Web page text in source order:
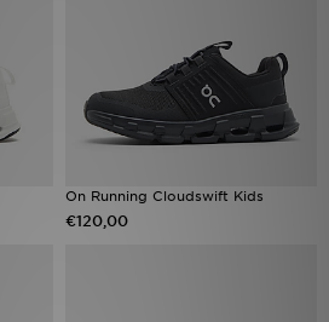
On Running Cloudswift Kids
€120,00